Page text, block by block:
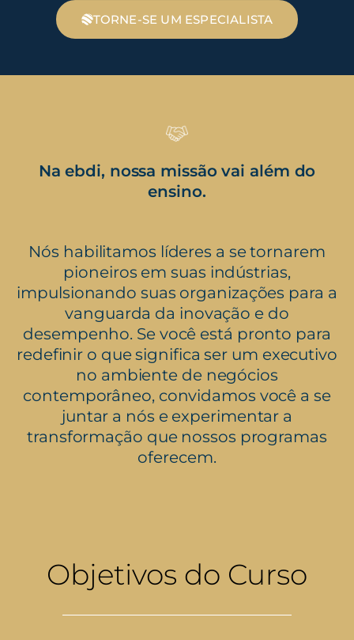
TORNE-SE UM ESPECIALISTA
Na ebdi, nossa missão vai além do
ensino.
Nós habilitamos líderes a se tornarem
pioneiros em suas indústrias,
impulsionando suas organizações para a
vanguarda da inovação e do
desempenho. Se você está pronto para
redefinir o que significa ser um executivo
no ambiente de negócios
contemporâneo, convidamos você a se
juntar a nós e experimentar a
transformação que nossos programas
oferecem.
Objetivos do Curso